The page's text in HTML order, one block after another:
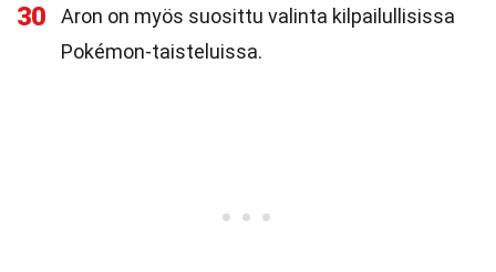
30
Aron on myös suosittu valinta kilpailullisissa
Pokémon-taisteluissa.